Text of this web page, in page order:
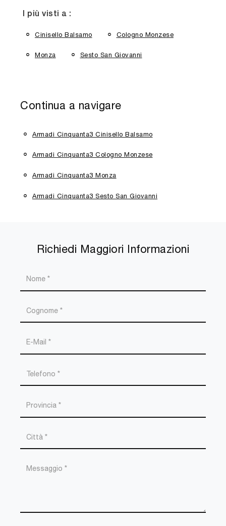
I più visti a :
Cinisello Balsamo Cologno Monzese
Monza Sesto San Giovanni
Continua a navigare
Armadi Cinquanta3 Cinisello Balsamo
Armadi Cinquanta3 Cologno Monzese
Armadi Cinquanta3 Monza
Armadi Cinquanta3 Sesto San Giovanni
Richiedi Maggiori Informazioni